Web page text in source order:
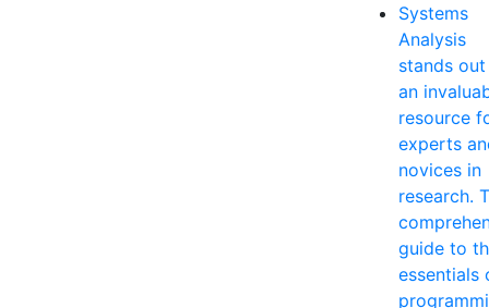
Systems
Analysis
stands out
an
resource
experts
novices in
research.
guide to
essentials